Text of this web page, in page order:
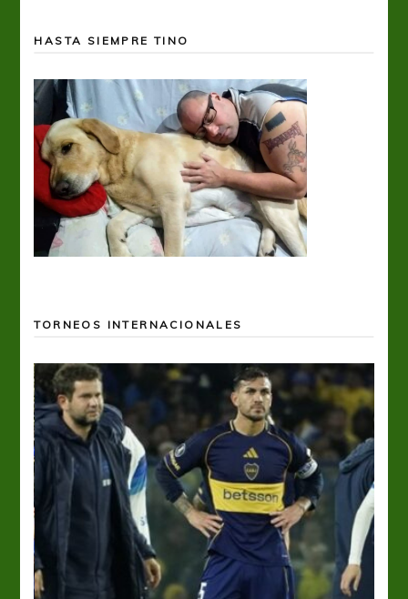
HASTA SIEMPRE TINO
TORNEOS INTERNACIONALES